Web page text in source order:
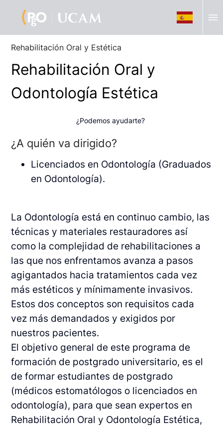
menu
Rehabilitación Oral y Estética
Rehabilitación Oral y
Odontología Estética
¿Podemos ayudarte?
¿A quién va dirigido?
Licenciados en Odontología (Graduados
en Odontología).
La Odontología está en continuo cambio, las
técnicas y materiales restauradores así
como la complejidad de rehabilitaciones a
las que nos enfrentamos avanza a pasos
agigantados hacia tratamientos cada vez
más estéticos y mínimamente invasivos.
Estos dos conceptos son requisitos cada
vez más demandados y exigidos por
nuestros pacientes.
El objetivo general de este programa de
formación de postgrado universitario, es el
de formar estudiantes de postgrado
(médicos estomatólogos o licenciados en
odontología), para que sean expertos en
Rehabilitación Oral y Odontología Estética,